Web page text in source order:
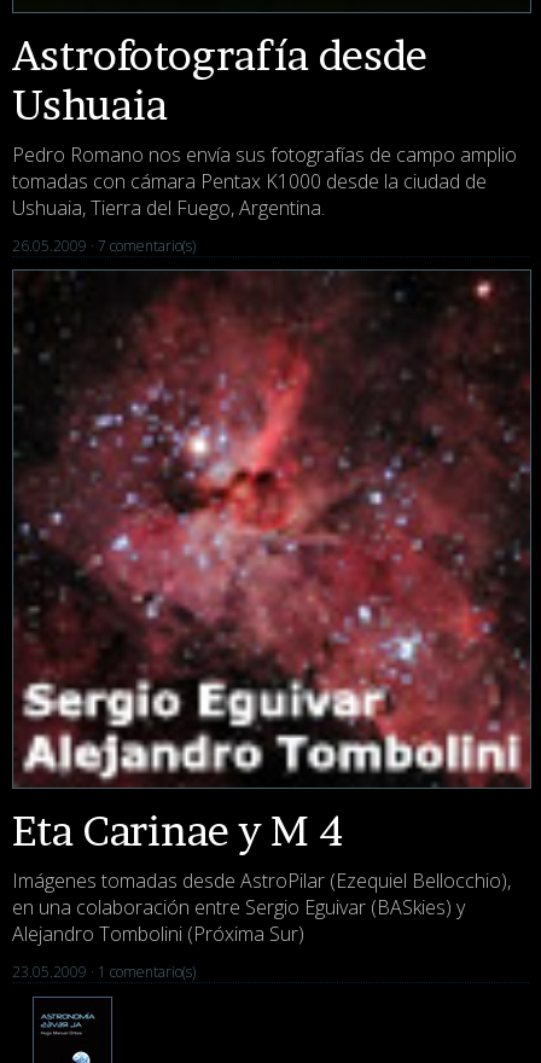
Astrofotografía desde
Ushuaia
Pedro Romano nos envía sus fotografías de campo amplio
tomadas con cámara Pentax K1000 desde la ciudad de
Ushuaia, Tierra del Fuego, Argentina.
26.05.2009 · 7 comentario(s)
Eta Carinae y M 4
Imágenes tomadas desde AstroPilar (Ezequiel Bellocchio),
en una colaboración entre Sergio Eguivar (BASkies) y
Alejandro Tombolini (Próxima Sur)
23.05.2009 · 1 comentario(s)